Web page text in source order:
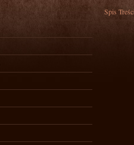
Spis Treści